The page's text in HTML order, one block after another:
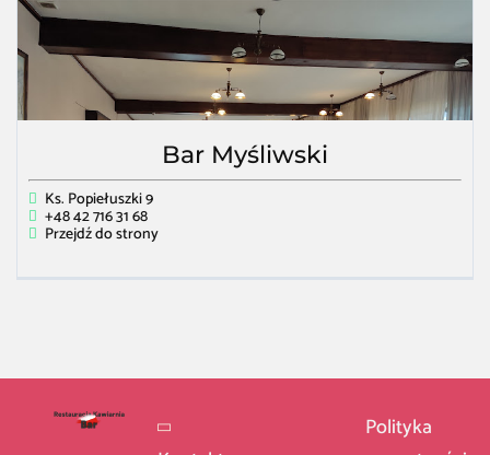
Bar Myśliwski
Ks. Popiełuszki 9
+48 42 716 31 68
Przejdź do strony
Polityka